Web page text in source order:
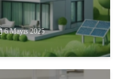
6 Mayıs 2025